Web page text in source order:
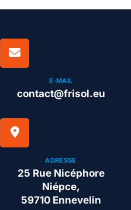
E-MAIL
contact@frisol.eu
ADRESSE
25 Rue Nicéphore
Niépce,
59710 Ennevelin